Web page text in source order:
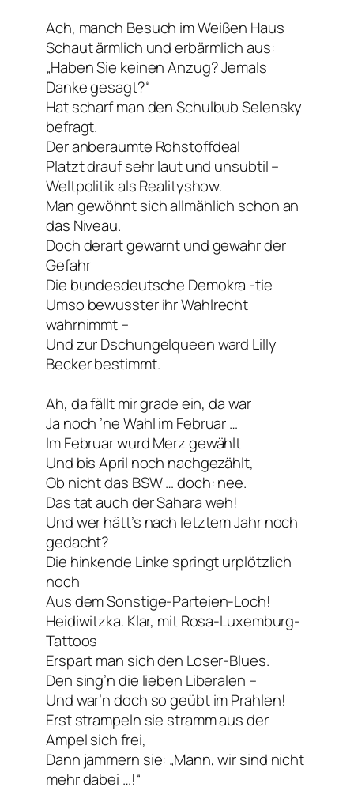
Ach, manch Besuch im Weißen Haus
Schaut ärmlich und erbärmlich aus:
„Haben Sie keinen Anzug? Jemals
Danke gesagt?“
Hat scharf man den Schulbub Selensky
befragt.
Der anberaumte Rohstoffdeal
Platzt drauf sehr laut und unsubtil –
Weltpolitik als Realityshow.
Man gewöhnt sich allmählich schon an
das Niveau.
Doch derart gewarnt und gewahr der
Gefahr
Die bundesdeutsche Demokra -tie
Umso bewusster ihr Wahlrecht
wahrnimmt –
Und zur Dschungelqueen ward Lilly
Becker bestimmt.
Ah, da fällt mir grade ein, da war
Ja noch ’ne Wahl im Februar …
Im Februar wurd Merz gewählt
Und bis April noch nachgezählt,
Ob nicht das BSW … doch: nee.
Das tat auch der Sahara weh!
Und wer hätt’s nach letztem Jahr noch
gedacht?
Die hinkende Linke springt urplötzlich
noch
Aus dem Sonstige-Parteien-Loch!
Heidiwitzka. Klar, mit Rosa-Luxemburg-
Tattoos
Erspart man sich den Loser-Blues.
Den sing’n die lieben Liberalen –
Und war’n doch so geübt im Prahlen!
Erst strampeln sie stramm aus der
Ampel sich frei,
Dann jammern sie: „Mann, wir sind nicht
mehr dabei …!“